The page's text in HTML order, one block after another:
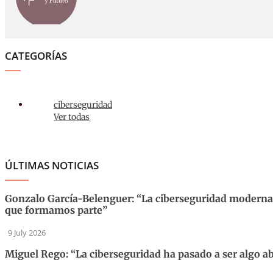
CATEGORÍAS
ciberseguridad
Ver todas
ÚLTIMAS NOTICIAS
Gonzalo García-Belenguer: “La ciberseguridad
que formamos parte”
9 July 2026
Miguel Rego: “La ciberseguridad ha pasado a ser algo